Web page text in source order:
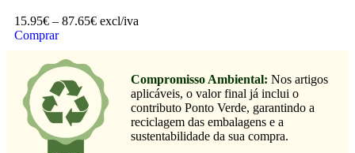
15.95€ – 87.65€ excl/iva
Comprar
Compromisso Ambiental: Nos artigos
aplicáveis, o valor final já inclui o
contributo Ponto Verde, garantindo a
reciclagem das embalagens e a
sustentabilidade da sua compra.